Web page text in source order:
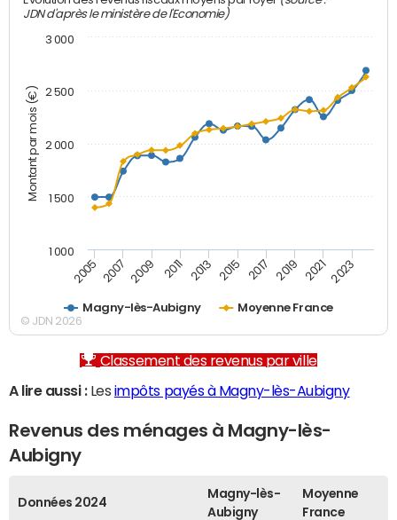
Montant par mois (€)
JDN d'après le ministère de l'Economie)
Magny-lès-Aubigny Moyenne France
2005 2007 2009 2011 2013 2015 2017 2019 2021 2023
1 000
1 500
2 000
2 500
3 000
© JDN 2026
Classement des revenus par ville
A lire aussi :Les impôts payés à Magny-lès-Aubigny
Revenus des ménages à Magny-lès-
Aubigny
Données 2024
Magny-lès-
Aubigny
Moyenne
France